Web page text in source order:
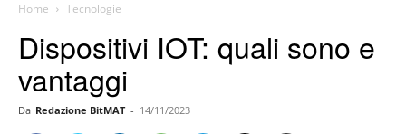
Home Tecnologie
Dispositivi IOT: quali sono e
vantaggi
Da Redazione BitMAT - 14/11/2023